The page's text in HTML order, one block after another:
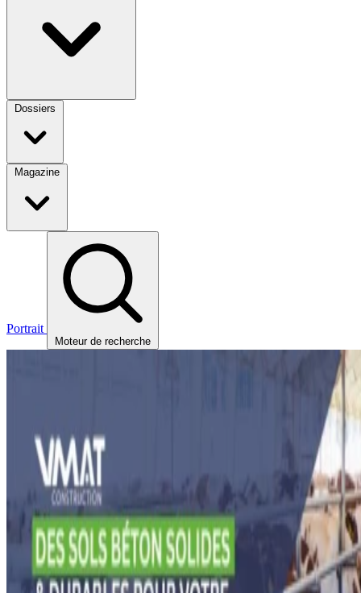
Dossiers
Magazine
Portrait
Moteur de recherche